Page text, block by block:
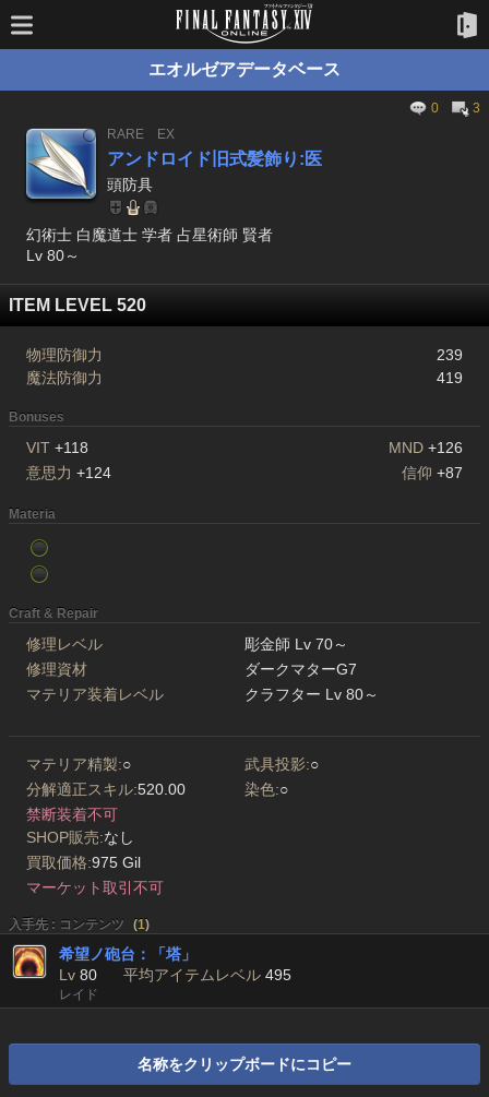
エオルゼアデータベース
0
3
RARE
EX
アンドロイド旧式髪飾り:医
頭防具
幻術士 白魔道士 学者 占星術師 賢者
Lv 80～
ITEM LEVEL 520
物理防御力
239
魔法防御力
419
Bonuses
VIT +118 MND +126
意思力 +124 信仰 +87
Materia
Craft & Repair
修理レベル
彫金師 Lv 70～
修理資材
ダークマターG7
マテリア装着レベル
クラフター Lv 80～
マテリア精製:○ 武具投影:○
分解適正スキル:520.00 染色:○
禁断装着不可
SHOP販売:なし
買取価格:975 Gil
マーケット取引不可
入手先 : コンテンツ (1)
希望ノ砲台：「塔」
Lv 80 平均アイテムレベル 495
レイド
名称をクリップボードにコピー